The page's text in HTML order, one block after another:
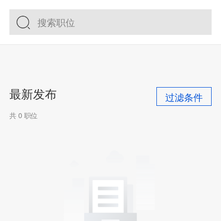
最新发布
共 0 职位
过滤条件